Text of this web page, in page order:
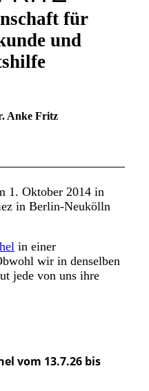
für
und
Anke Fritz
1. Oktober 2014 in
in Berlin-Neukölln
in einer
wir in denselben
jede von uns ihre
vom 13.7.26 bis